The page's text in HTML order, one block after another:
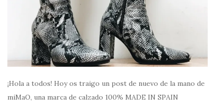
¡Hola a todos! Hoy os traigo un post de nuevo de la mano de
miMaO, una marca de calzado 100% MADE IN SPAIN